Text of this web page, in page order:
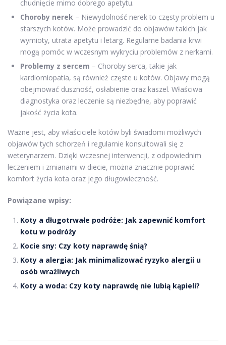
chudnięcie mimo dobrego apetytu.
Choroby nerek – Niewydolność nerek to częsty problem u
starszych kotów. Może prowadzić do objawów takich jak
wymioty, utrata apetytu i letarg. Regularne badania krwi
mogą pomóc w wczesnym wykryciu problemów z nerkami.
Problemy z sercem – Choroby serca, takie jak
kardiomiopatia, są również częste u kotów. Objawy mogą
obejmować duszność, osłabienie oraz kaszel. Właściwa
diagnostyka oraz leczenie są niezbędne, aby poprawić
jakość życia kota.
Ważne jest, aby właściciele kotów byli świadomi możliwych
objawów tych schorzeń i regularnie konsultowali się z
weterynarzem. Dzięki wczesnej interwencji, z odpowiednim
leczeniem i zmianami w diecie, można znacznie poprawić
komfort życia kota oraz jego długowieczność.
Powiązane wpisy:
Koty a długotrwałe podróże: Jak zapewnić komfort
kotu w podróży
Kocie sny: Czy koty naprawdę śnią?
Koty a alergia: Jak minimalizować ryzyko alergii u
osób wrażliwych
Koty a woda: Czy koty naprawdę nie lubią kąpieli?